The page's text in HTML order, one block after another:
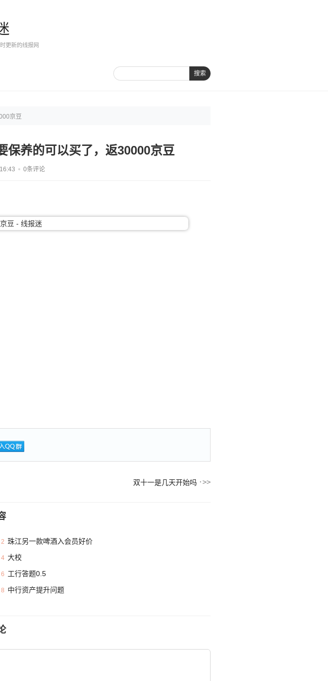
更新的线报网
搜索
京豆
保养的可以买了，返30000京豆
0条评论
双十一是几天开始吗
2 珠江另一款啤酒入会员好价
4 大校
6 工行答题0.5
8 中行资产提升问题